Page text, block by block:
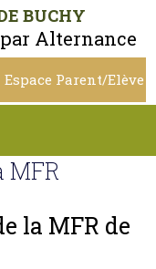
BUCHY
Alternance
Espace Parent/Elève
MFR
la MFR de